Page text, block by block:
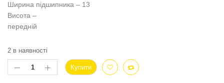
Ширина підшипника – 13
Висота –
передній
2 в наявності
Купити